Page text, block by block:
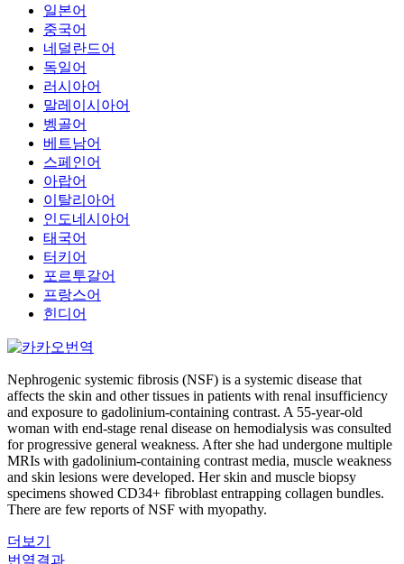
일본어
중국어
네덜란드어
독일어
러시아어
말레이시아어
벵골어
베트남어
스페인어
아랍어
이탈리아어
인도네시아어
태국어
터키어
포르투갈어
프랑스어
힌디어
Nephrogenic systemic fibrosis (NSF) is a systemic disease that
affects the skin and other tissues in patients with renal insufficiency
and exposure to gadolinium-containing contrast. A 55-year-old
woman with end-stage renal disease on hemodialysis was consulted
for progressive general weakness. After she had undergone multiple
MRIs with gadolinium-containing contrast media, muscle weakness
and skin lesions were developed. Her skin and muscle biopsy
specimens showed CD34+ fibroblast entrapping collagen bundles.
There are few reports of NSF with myopathy.
더보기
번역결과